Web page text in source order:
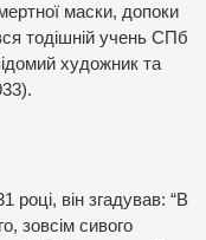
маски, допоки
тодішній учень СПб
художник та
році, він згадував: “В
зовсім сивого